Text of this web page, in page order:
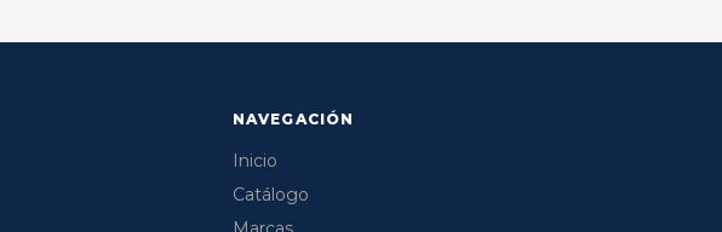
NAVEGACIÓN
Inicio
Catálogo